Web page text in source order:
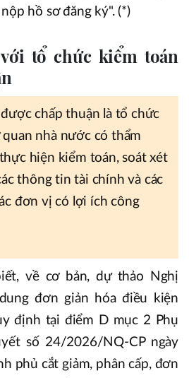
hồ sơ đăng ký". (*)
tổ chức kiểm toán
chấp thuận là tổ chức
nhà nước có thẩm
hiện kiểm toán, soát xét
thông tin tài chính và các
đơn vị có lợi ích công
về cơ bản, dự thảo Nghị
đơn giản hóa điều kiện
định tại điểm D mục 2 Phụ
số 24/2026/NQ-CP ngày
phủ cắt giảm, phân cấp, đơn